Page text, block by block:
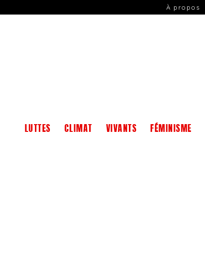
À propos
LUTTES CLIMAT VIVANTS FÉMINISME